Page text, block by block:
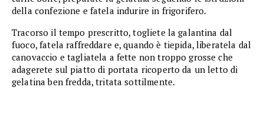
della confezione e fatela indurire in frigorifero.
Tracorso il tempo prescritto, togliete la galantina dal
fuoco, fatela raffreddare e, quando è tiepida, liberatela dal
canovaccio e tagliatela a fette non troppo grosse che
adagerete sul piatto di portata ricoperto da un letto di
gelatina ben fredda, tritata sottilmente.